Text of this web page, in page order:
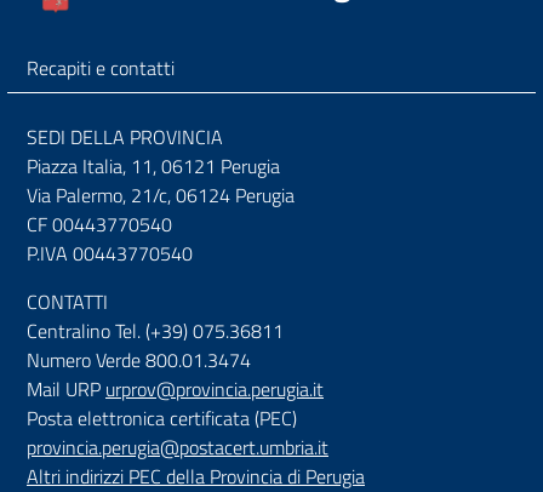
Recapiti e contatti
SEDI DELLA PROVINCIA
Piazza Italia, 11, 06121 Perugia
Via Palermo, 21/c, 06124 Perugia
CF 00443770540
P.IVA 00443770540
CONTATTI
Centralino Tel. (+39) 075.36811
Numero Verde 800.01.3474
Mail URP urprov@provincia.perugia.it
Posta elettronica certificata (PEC)
provincia.perugia@postacert.umbria.it
Altri indirizzi PEC della Provincia di Perugia